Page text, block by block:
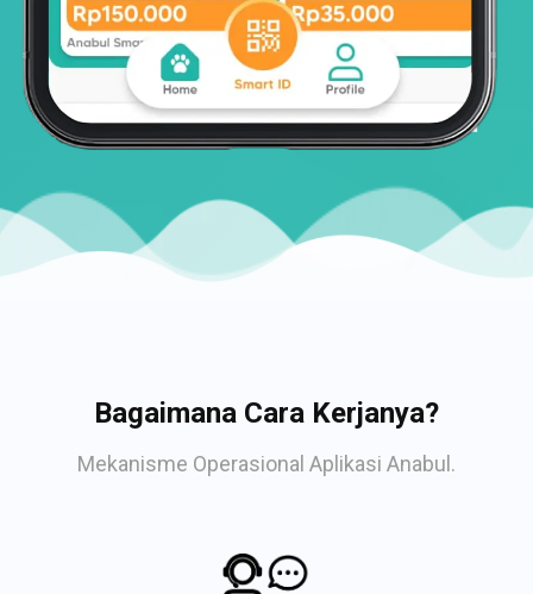
Bagaimana Cara Kerjanya?
Mekanisme Operasional Aplikasi Anabul.